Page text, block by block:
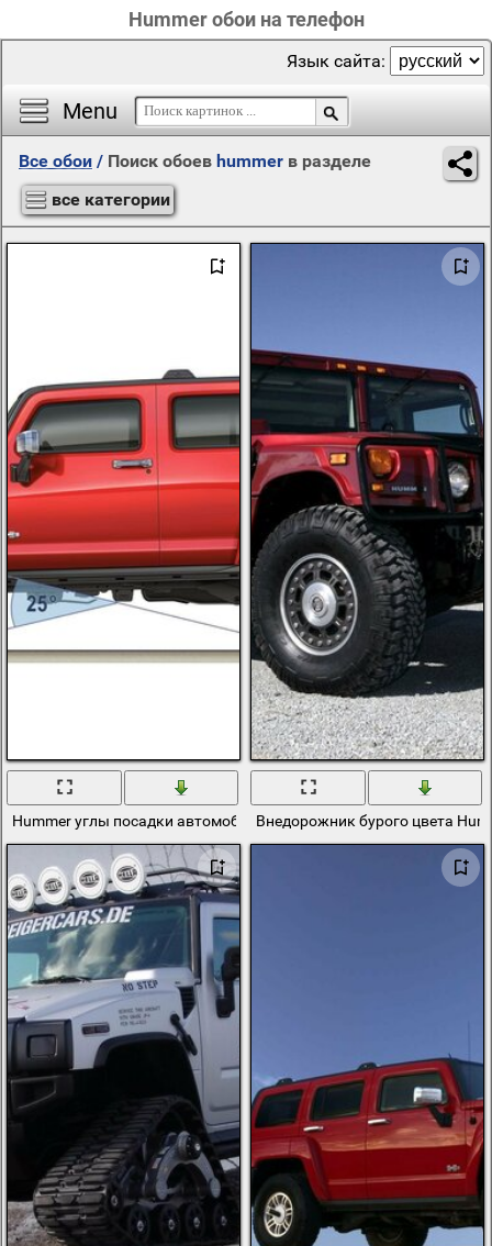
Hummer обои на телефон
Menu
Язык сайта:
Все обои / Поиск обоев hummer в разделе
все категории
Hummer углы посадки автомобиляВнедорожник бурого цвета